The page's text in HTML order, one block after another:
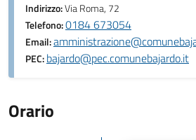
Indirizzo:Via Roma, 72
Telefono:0184 673054
Email:
PEC:bajardo@pec.comunebajardo.it
Orario